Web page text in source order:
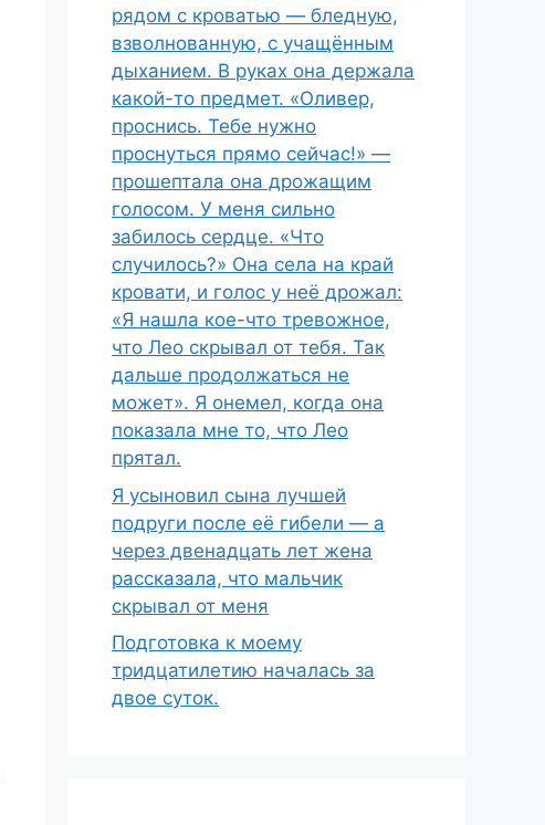
рядом с кроватью — бледную,
взволнованную, с учащённым
дыханием. В руках она держала
какой-то предмет. «Оливер,
проснись. Тебе нужно
проснуться прямо сейчас!» —
прошептала она дрожащим
голосом. У меня сильно
забилось сердце. «Что
случилось?» Она села на край
кровати, и голос у неё дрожал:
«Я нашла кое-что тревожное,
что Лео скрывал от тебя. Так
дальше продолжаться не
может». Я онемел, когда она
показала мне то, что Лео
прятал.
Я усыновил сына лучшей
подруги после её гибели — а
через двенадцать лет жена
рассказала, что мальчик
скрывал от меня
Подготовка к моему
тридцатилетию началась за
двое суток.